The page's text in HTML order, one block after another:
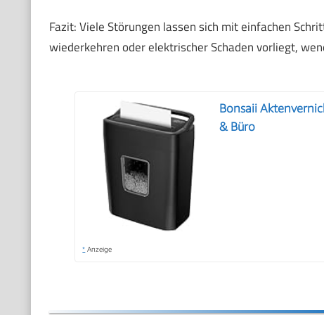
Fazit: Viele Störungen lassen sich mit einfachen
wiederkehren oder elektrischer Schaden vorliegt,
Bonsaii
& Büro
* Anzeige